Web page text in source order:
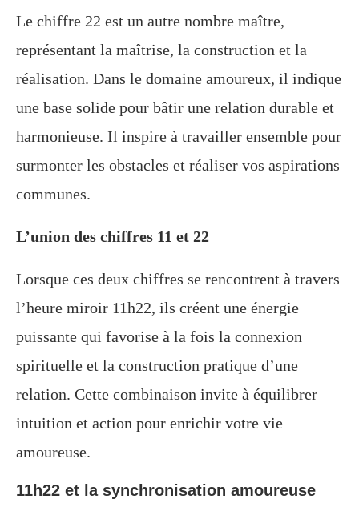
Le chiffre 22 est un autre nombre maître,
représentant la maîtrise, la construction et la
réalisation. Dans le domaine amoureux, il indique
une base solide pour bâtir une relation durable et
harmonieuse. Il inspire à travailler ensemble pour
surmonter les obstacles et réaliser vos aspirations
communes.
L’union des chiffres 11 et 22
Lorsque ces deux chiffres se rencontrent à travers
l’heure miroir 11h22, ils créent une énergie
puissante qui favorise à la fois la connexion
spirituelle et la construction pratique d’une
relation. Cette combinaison invite à équilibrer
intuition et action pour enrichir votre vie
amoureuse.
11h22 et la synchronisation amoureuse